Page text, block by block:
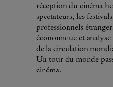
réception du cinéma
spectateurs, les
professionnels
économique et
de la circulation
Un tour du monde
cinéma.